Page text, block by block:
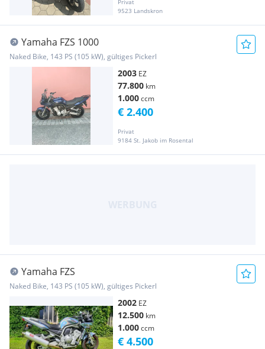
Privat
9523 Landskron
Yamaha FZS 1000
Naked Bike, 143 PS (105 kW), gültiges Pickerl
2003 EZ
77.800 km
1.000ccm
Privat
9184 St. Jakob im Rosental
€ 2.400
Yamaha FZS
Naked Bike, 143 PS (105 kW), gültiges Pickerl
2002 EZ
12.500 km
1.000ccm
€ 4.500